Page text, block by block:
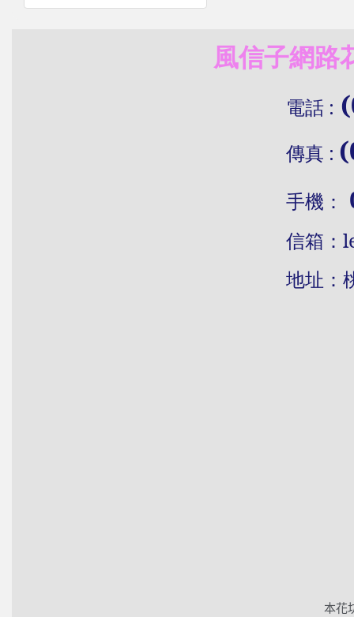
風信子網路
電話 :
傳真 :
手機：
信箱：
地址：桃園
本花